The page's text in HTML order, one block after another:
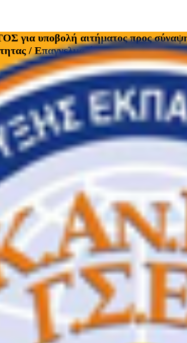
αιτήματος προς σύναψη
/ Επαγγελματίες Ειδικότητας»
σύναψη σύμβασης μίσθωσης έργου
Κατάρτισης των ειδικοτήτων των Ι.Ε.Κ. στο πλαίσιο
του Επιχειρησιακού Προγράμματος
ΚΑΙ ΓΕΩΠΛΗΡΟΦΟΡΙΚΗΣ» των ΙΕΚ